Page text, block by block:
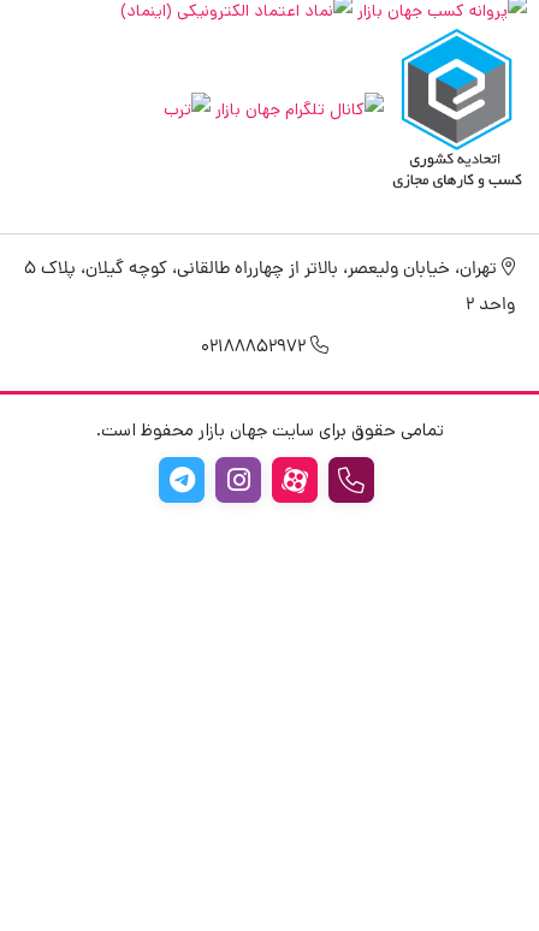
تهران، خیابان ولیعصر، بالاتر از چهارراه طالقانی، کوچه گیلان، پلاک 5
واحد 2
02188852972
تمامی حقوق برای سایت جهان بازار محفوظ است.